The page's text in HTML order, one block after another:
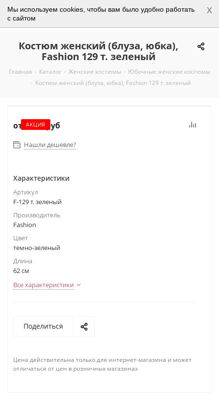
Мы используем cookies, чтобы вам было удобно работать
с сайтом
x
0
Костюм женский (блуза, юбка),
Fashion 129 т. зеленый
Главная - Каталог - Женские костюмы - Юбочные женские костюмы
- Костюм женский (блуза, юбка), Fashion 129 т. зеленый
АКЦИЯ
от 5 250 руб
Нашли дешевле?
Характеристики
Артикул
F-129 т. зеленый
Производитель
Fashion
Цвет
темно-зеленый
Длина
62 см
Все характеристики
Поделиться
Цена действительна только для интернет-магазина и может
отличаться от цен в розничных магазинах